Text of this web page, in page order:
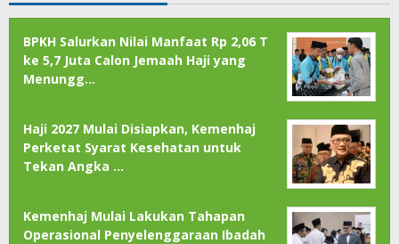
BPKH Salurkan Nilai Manfaat Rp 2,06 T
ke 5,7 Juta Calon Jemaah Haji yang
Menungg…
Haji 2027 Mulai Disiapkan, Kemenhaj
Perketat Syarat Kesehatan untuk
Tekan Angka …
Kemenhaj Mulai Lakukan Tahapan
Operasional Penyelenggaraan Ibadah